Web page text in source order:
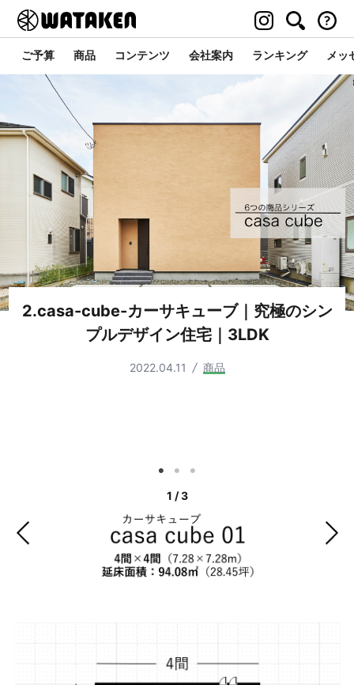
ご予算 商品 コンテンツ 会社案内 ランキング メッ
2.casa-cube-カーサキューブ｜究極のシン
プルデザイン住宅｜3LDK
2022.04.11 商品
1 /3